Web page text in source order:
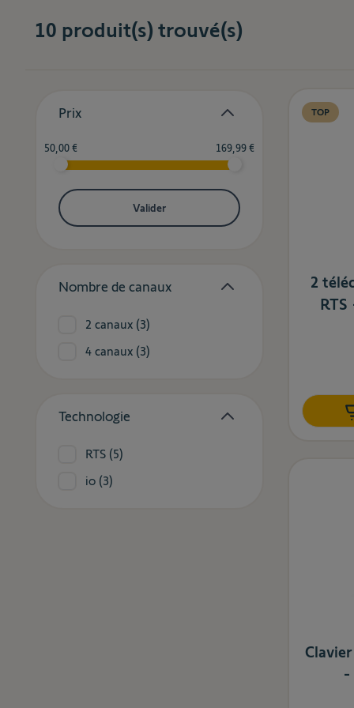
10 produit(s) trouvé(s)
Skip to product list
Prix
Minimum value
50,00 € Valeur maximale
169,99 €
Valider
Nombre de canaux
2 canaux (3products available
)
4 canaux (3products available
)
Technologie
RTS (5products available
)
io (3products available
)
TOP
2
-